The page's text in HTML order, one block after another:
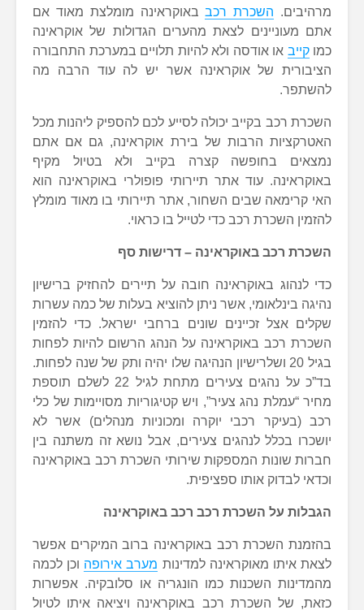
מרהיבים. השכרת רכבבאוקראינה מומלצת מאוד אם
אתם מעוניינים לצאת מהערים הגדולות של אוקראינה
כמוקייב או אודסה ולא להיות תלויים במערכת התחבורה
הציבורית של אוקראינה אשר יש לה עוד הרבה מה
להשתפר.
השכרת רכב בקייב יכולה לסייע לכם להספיק ליהנות מכל
האטרקציות הרבות של בירת אוקראינה, גם אם אתם
נמצאים בחופשה קצרה בקייב ולא בטיול מקיף
באוקראינה. עוד אתר תיירותי פופולרי באוקראינה הוא
האי קרימאה שבים השחור, אתר תיירותי בו מאוד מומלץ
להזמין השכרת רכב כדי לטייל בו כראוי.
השכרת רכב באוקראינה – דרישות סף
כדי לנהוג באוקראינה חובה על תיירים להחזיק ברישיון
נהיגה בינלאומי, אשר ניתן להוציא בעלות של כמה עשרות
שקלים אצל זכיינים שונים ברחבי ישראל. כדי להזמין
השכרת רכב באוקראינה על הנהג הרשום להיות לפחות
בגיל 20 ושלרישיון הנהיגה שלו יהיה ותק של שנה לפחות.
בד”כ על נהגים צעירים מתחת לגיל 22 לשלם תוספת
מחיר “עמלת נהג צעיר”, ויש קטיגוריות מסויימות של כלי
רכב (בעיקר רכבי יוקרה ומכוניות מנהלים) אשר לא
יושכרו בכלל לנהגים צעירים, אבל נושא זה משתנה בין
חברות שונות המספקות שירותי השכרת רכב באוקראינה
וכדאי לבדוק אותו ספציפית.
הגבלות על השכרת רכב רכב באוקראינה
בהזמנת השכרת רכב באוקראינה ברוב המיקרים אפשר
לצאת איתו מאוקראינה למדינות מערב אירופה וכן לכמה
מהמדינות השכנות כמו הונגריה או סלובקיה. אפשרות
כזאת, של השכרת רכב באוקראינה ויציאה איתו לטיול